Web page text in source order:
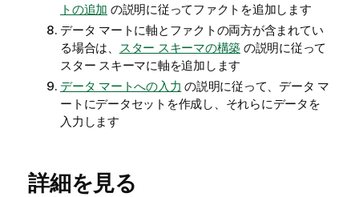
トの追加 の説明に従ってファクトを追加します
データ マートに軸とファクトの両方が含まれてい
る場合は、
スター スキーマの構築 の説明に従って
スター スキーマに軸を追加します
データ マートへの入力 の説明に従って、データ マ
ートにデータセットを作成し、それらにデータを
入力します
詳細を見る